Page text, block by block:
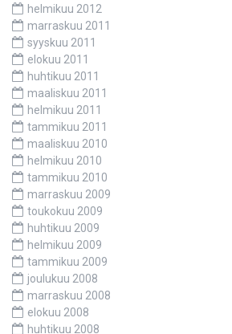
helmikuu 2012
marraskuu 2011
syyskuu 2011
elokuu 2011
huhtikuu 2011
maaliskuu 2011
helmikuu 2011
tammikuu 2011
maaliskuu 2010
helmikuu 2010
tammikuu 2010
marraskuu 2009
toukokuu 2009
huhtikuu 2009
helmikuu 2009
tammikuu 2009
joulukuu 2008
marraskuu 2008
elokuu 2008
huhtikuu 2008